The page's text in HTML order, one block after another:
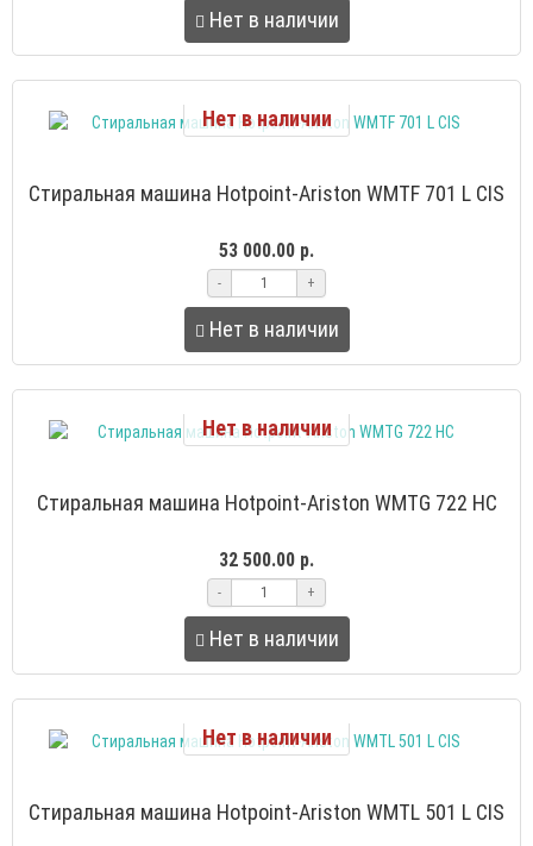
Нет в наличии
Нет в наличии
Стиральная машина Hotpoint-Ariston WMTF 701 L CIS
53 000.00 р.
- +
Нет в наличии
Нет в наличии
Стиральная машина Hotpoint-Ariston WMTG 722 HC
32 500.00 р.
- +
Нет в наличии
Нет в наличии
Стиральная машина Hotpoint-Ariston WMTL 501 L CIS